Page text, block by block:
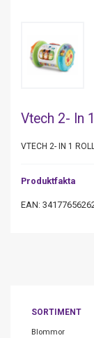
Vtech 2- In
VTECH 2- IN 1
Produktfakta
EAN:
SORTIMENT
Blommor